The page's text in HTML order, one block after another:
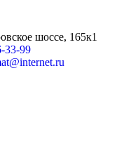
шоссе, 165к1
33-99